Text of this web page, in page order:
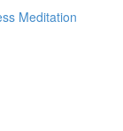
Meditation